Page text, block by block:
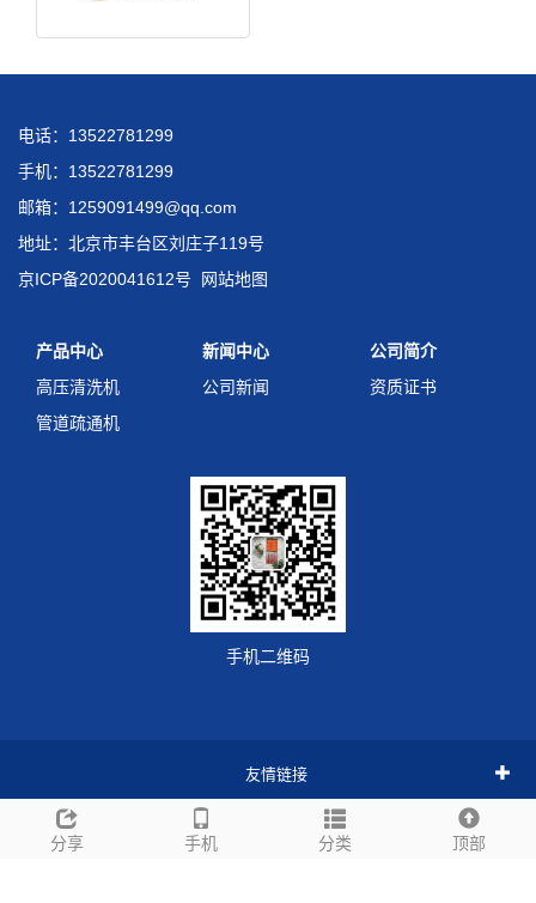
分享 手机 分类 顶部
电话：13522781299
手机：13522781299
邮箱：1259091499@qq.com
地址：北京市丰台区刘庄子119号
京ICP备2020041612号
网站地图
产品中心
高压清洗机
管道疏通机
新闻中心
公司新闻
公司简介
资质证书
手机二维码
友情链接